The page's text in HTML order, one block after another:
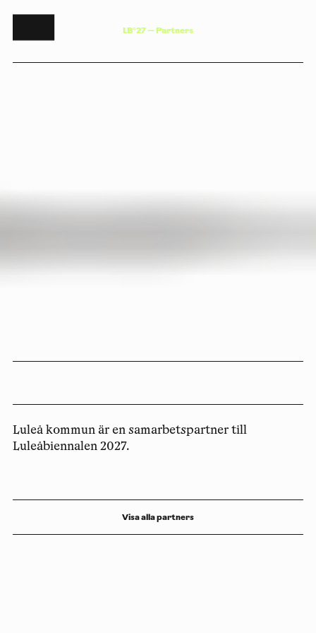
LB°27—Partners
Luleå kommun är en samarbetspartner till
Luleåbiennalen 2027.
Visa alla partners